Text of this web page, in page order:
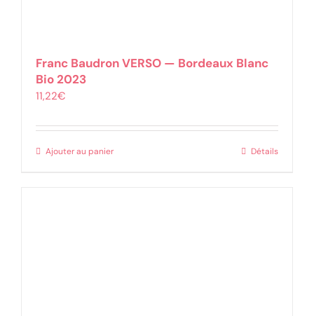
Franc Baudron VERSO — Bordeaux Blanc
Bio 2023
11,22€
Ajouter au panier Détails